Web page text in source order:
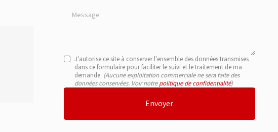
J'autorise ce site à conserver l'ensemble des données transmises
dans ce formulaire pour faciliter le suivi et le traitement de ma
demande. (Aucune exploitation commerciale ne sera faite des
données conservées. Voir notrepolitique de confidentialité)